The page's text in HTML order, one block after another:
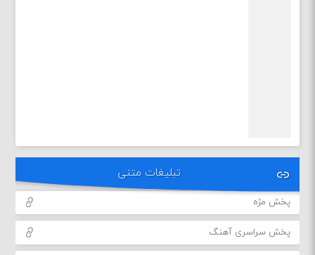
تبلیغات متنی
پخش مژه
پخش سراسری آهنگ